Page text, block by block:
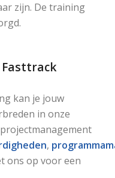
zijn. De training
kan je jouw
in onze
,
ons op voor een